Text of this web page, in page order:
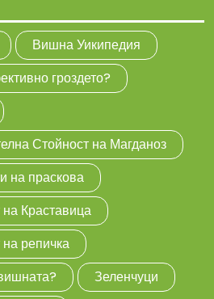
Вишна Уикипедия
гроздето?
Стойност на Магданоз
на праскова
Краставица
репичка
Зеленчуци